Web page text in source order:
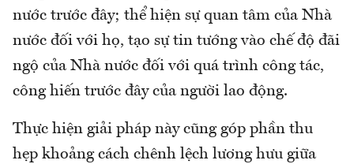
nước trước đây; thể hiện sự quan tâm của Nhà
nước đối với họ, tạo sự tin tướng vào chế độ đãi
ngộ của Nhà nước đối với quá trình công tác,
công hiến trước đây của người lao động.
Thực hiện giải pháp này cũng góp phần thu
hẹp khoảng cách chênh lệch lương hưu giữa